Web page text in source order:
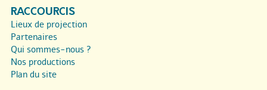
RACCOURCIS
Lieux de projection
Partenaires
Qui sommes-nous ?
Nos productions
Plan du site